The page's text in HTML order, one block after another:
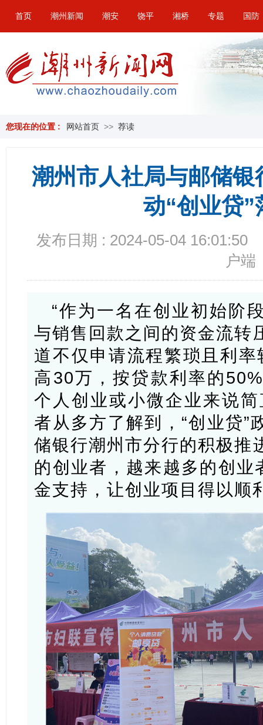
首页 潮州新闻 潮安 饶平 湘桥 专题 国防
您现在的位置 : 网站首页 >> 荐读
潮州市人社局与邮储
动“创业贷”
发布日期 : 2024-05-04 16:01:50
户端
“作为一名在创业初始阶
与销售回款之间的资金流转
道不仅申请流程繁琐且利率
高30万，按贷款利率的
个人创业或小微企业来说
者从多方了解到，“创业贷”
储银行潮州市分行的积极推
的创业者，越来越多的创业
金支持，让创业项目得以顺